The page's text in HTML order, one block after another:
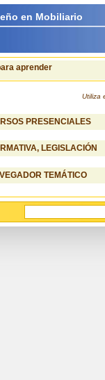
en Mobiliario
aprender
Utiliza
PRESENCIALES
LEGISLACIÓN
TEMÁTICO